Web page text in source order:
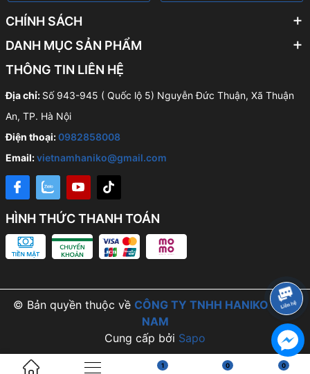
CHÍNH SÁCH
DANH MỤC SẢN PHẨM
THÔNG TIN LIÊN HỆ
Địa chỉ: Số 943-945 ( Quốc lộ 5) Nguyễn Đức Thuận, Xã Thuận
An, TP. Hà Nội
Điện thoại:0982858008
Email:vietnamhaniko@gmail.com
HÌNH THỨC THANH TOÁN
© Bản quyền thuộc về CÔNG TY TNHH HANIKO VIỆT
NAM
Cung cấp bởi Sapo
1 0 0